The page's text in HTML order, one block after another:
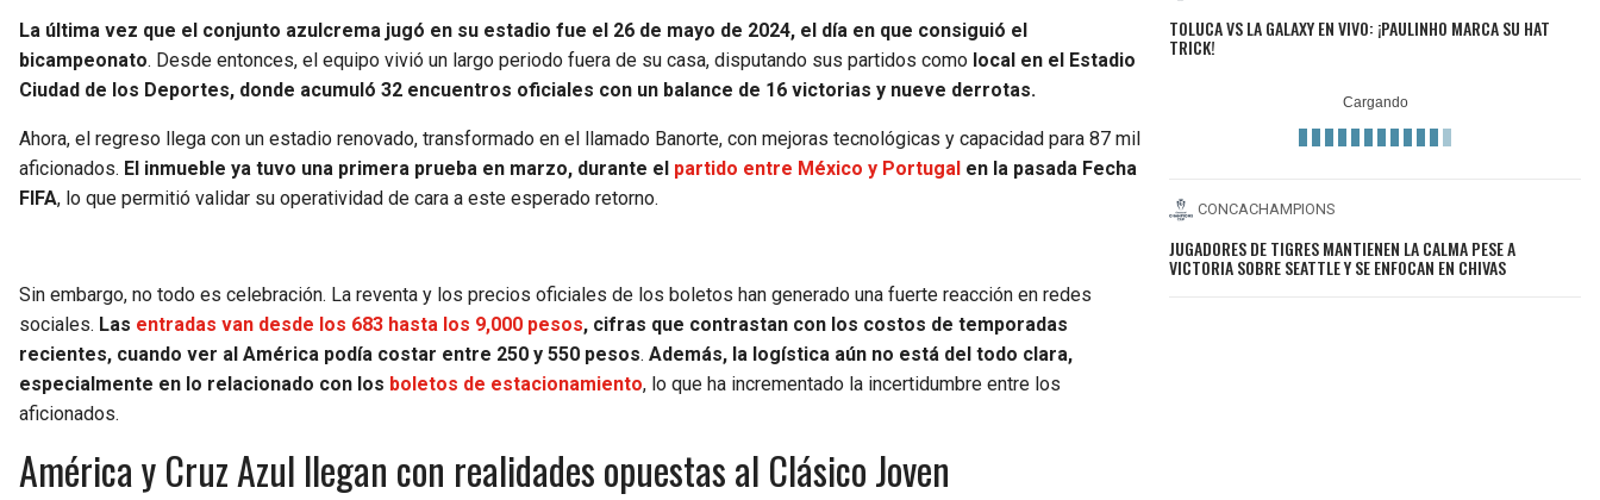
La última vez que el conjunto azulcrema jugó en su estadio fue el 26 de mayo de 2024, el día en que consiguió el
bicampeonato. Desde entonces, el equipo vivió un largo periodo fuera de su casa, disputando sus partidos como local en el Estadio
Ciudad de los Deportes, donde acumuló 32 encuentros oficiales con un balance de 16 victorias y nueve derrotas.
Ahora, el regreso llega con un estadio renovado, transformado en el llamado Banorte, con mejoras tecnológicas y capacidad para 87 mil
aficionados. El inmueble ya tuvo una primera prueba en marzo, durante el partido entre México y Portugal en la pasada Fecha
FIFA, lo que permitió validar su operatividad de cara a este esperado retorno.
Sin embargo, no todo es celebración. La reventa y los precios oficiales de los boletos han generado una fuerte reacción en redes
sociales. Las entradas van desde los 683 hasta los 9,000 pesos, cifras que contrastan con los costos de temporadas
recientes, cuando ver al América podía costar entre 250 y 550 pesos. Además, la logística aún no está del todo clara,
especialmente en lo relacionado con los boletos de estacionamiento, lo que ha incrementado la incertidumbre entre los
aficionados.
América y Cruz Azul llegan con realidades opuestas al Clásico Joven
TOLUCA VS LA GALAXY EN VIVO: ¡PAULINHO MARCA SU HAT
TRICK!
CONCACHAMPIONS
JUGADORES DE TIGRES MANTIENEN LA CALMA PESE A
VICTORIA SOBRE SEATTLE Y SE ENFOCAN EN CHIVAS